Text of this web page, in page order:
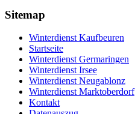
Sitemap
Winterdienst Kaufbeuren
Startseite
Winterdienst Germaringen
Winterdienst Irsee
Winterdienst Neugablonz
Winterdienst Marktoberdorf
Kontakt